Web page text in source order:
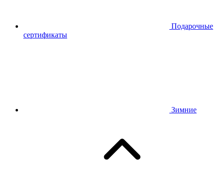
Подарочные
сертификаты
Зимние